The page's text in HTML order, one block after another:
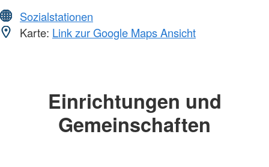
Sozialstationen
Karte: Link zur Google Maps Ansicht
Einrichtungen und
Gemeinschaften